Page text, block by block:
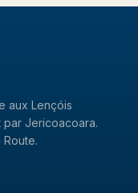
aux Lençóis
par Jericoacoara.